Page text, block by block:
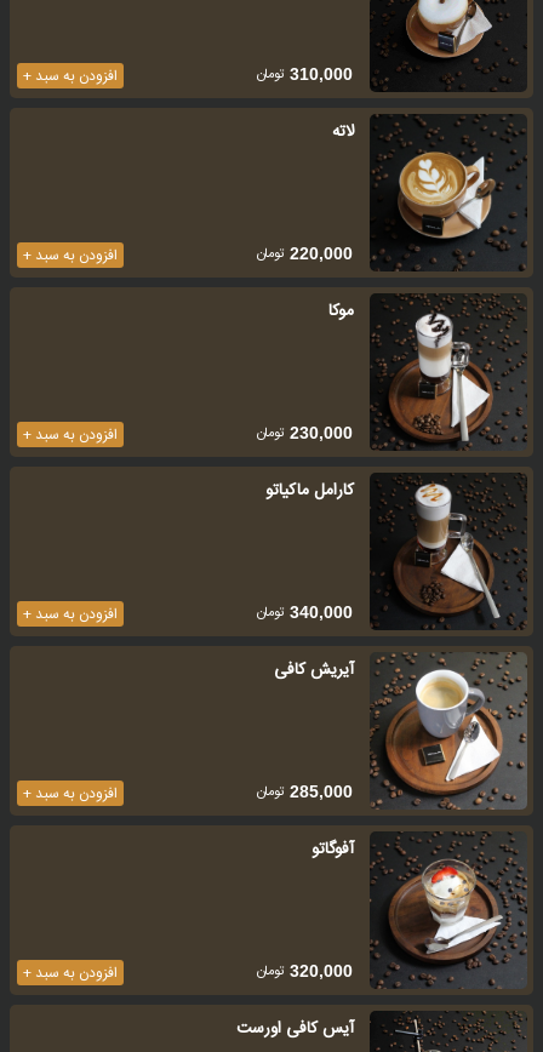
افزودن به سبد + 310,000 تومان
لاته
افزودن به سبد + 220,000 تومان
موکا
افزودن به سبد + 230,000 تومان
کارامل ماکیاتو
افزودن به سبد + 340,000 تومان
آیریش کافی
افزودن به سبد + 285,000 تومان
آفوگاتو
افزودن به سبد + 320,000 تومان
آیس کافی اورست